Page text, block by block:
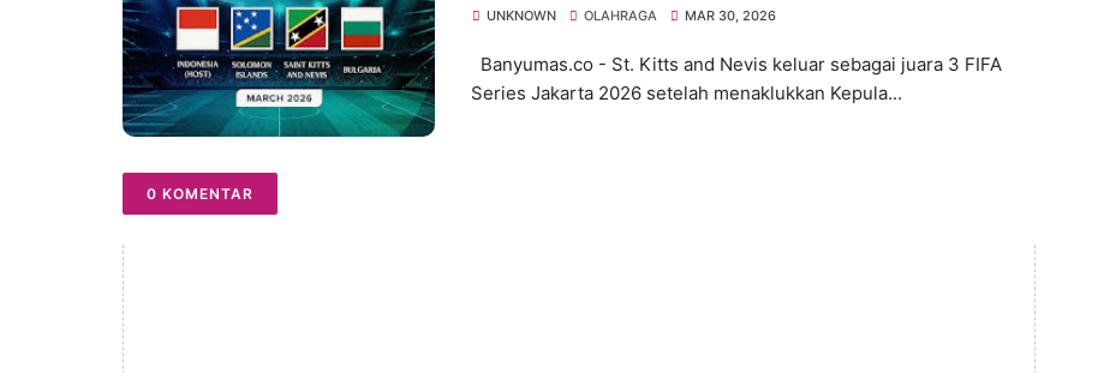
UNKNOWN OLAHRAGA MAR 30, 2026
Banyumas.co - St. Kitts and Nevis keluar sebagai juara 3 FIFA
Series Jakarta 2026 setelah menaklukkan Kepula...
0 KOMENTAR